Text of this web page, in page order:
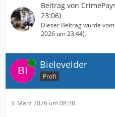
Beitrag von
23:06)
Dieser Beitrag wurde
2026 um 23:44).
Online Bielevelder
Profi
3. März 2026 um 08:38